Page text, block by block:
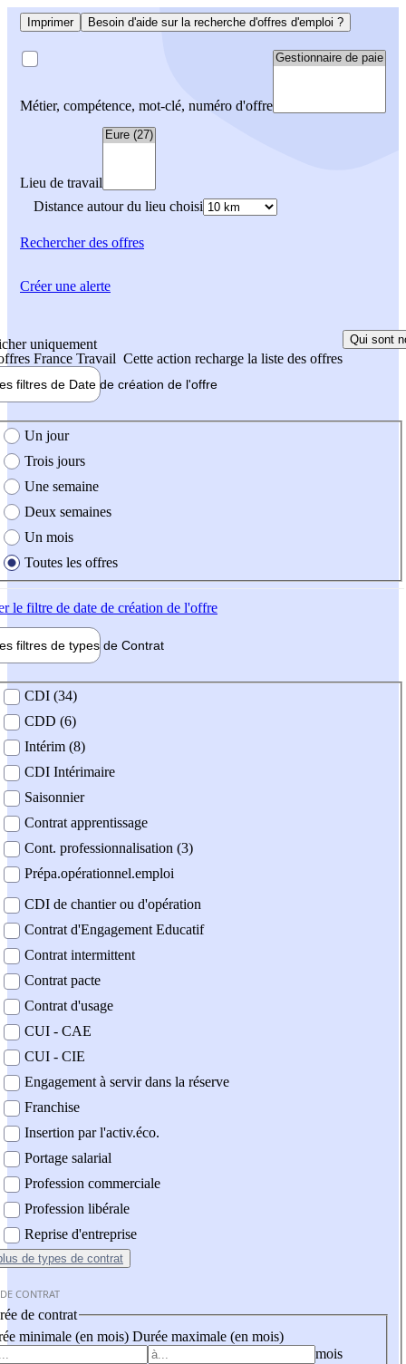
Imprimer Besoin d'aide sur la recherche d'offres d'emploi ?
Métier, compétence, mot-clé, numéro d'offre
Lieu de travail
Distance autour du lieu choisi
Rechercherdes offres
uniquement
France Travail Cette action recharge la liste des offres
Qui sont
filtres de Date de création de l'offre
création de l'offre
Un jour
Trois jours
Une semaine
Deux semaines
Un mois
Toutes les offres
le filtre de date de création de l'offre
filtres de types de Contrat
contrat
CDI (34)
CDD (6)
Intérim (8)
CDI Intérimaire
Saisonnier
Contrat apprentissage
Cont. professionnalisation (3)
Prépa.opérationnel.emploi
CDI de chantier ou d'opération
Contrat d'Engagement Educatif
Contrat intermittent
Contrat pacte
Contrat d'usage
CUI - CAE
CUI - CIE
Engagement à servir dans la réserve
Franchise
Insertion par l'activ.éco.
Portage salarial
Profession commerciale
Profession libérale
Reprise d'entreprise
de types de contrat
CONTRAT
de contrat
minimale (en mois) Durée maximale (en mois)
mois
Créer une alerte